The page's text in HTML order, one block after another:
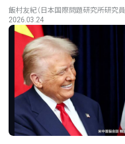
飯村友紀（日本国際問題研究所研究員
2026.03.24